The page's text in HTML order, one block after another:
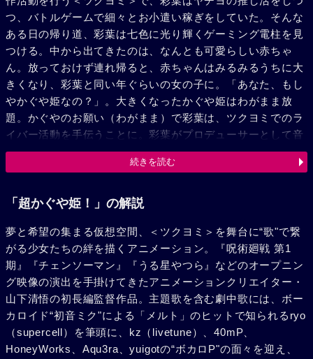
つ、バトルゲームで細々とお小遣い稼ぎをしていた。そんな
ある日の帰り道、彩葉は七色に光り輝くゲーミング電柱を見
つける。中から出てきたのは、なんとも可愛らしい赤ちゃ
ん。放っておけず連れ帰ると、赤ちゃんはみるみるうちに大
きくなり、彩葉と同い年ぐらいの女の子に。「あなた、もし
やかぐや姫なの？」。大きくなったかぐや姫はわがまま放
題。かぐやのお願い（わがまま）で彩葉は、ツクヨミでのラ
イバー活動を手伝うことに。彩葉がプロデューサーとして音
楽を作り、かぐやがライバーとして歌うことで、二人は少し
ずつ打ち解けていく。かぐやを月へと連れ戻す不吉な影が、
続きを読む
「超かぐや姫！」の解説
夢と希望の集まる仮想空間、＜ツクヨミ＞を舞台に“歌"で繋
がる少女たちの絆を描くアニメーション。『呪術廻戦 第1
期』『チェンソーマン』『うる星やつら』などのオープニン
グ映像の演出を手掛けてきたアニメーションクリエイター・
山下清悟の初長編監督作品。主題歌を含む劇中歌には、ボー
カロイド“初音ミク"による「メルト」のヒットで知られるryo
（supercell）を筆頭に、kz（livetune）、40mP、
HoneyWorks、Aqu3ra、yuigotの“ボカロP"の面々を迎え、